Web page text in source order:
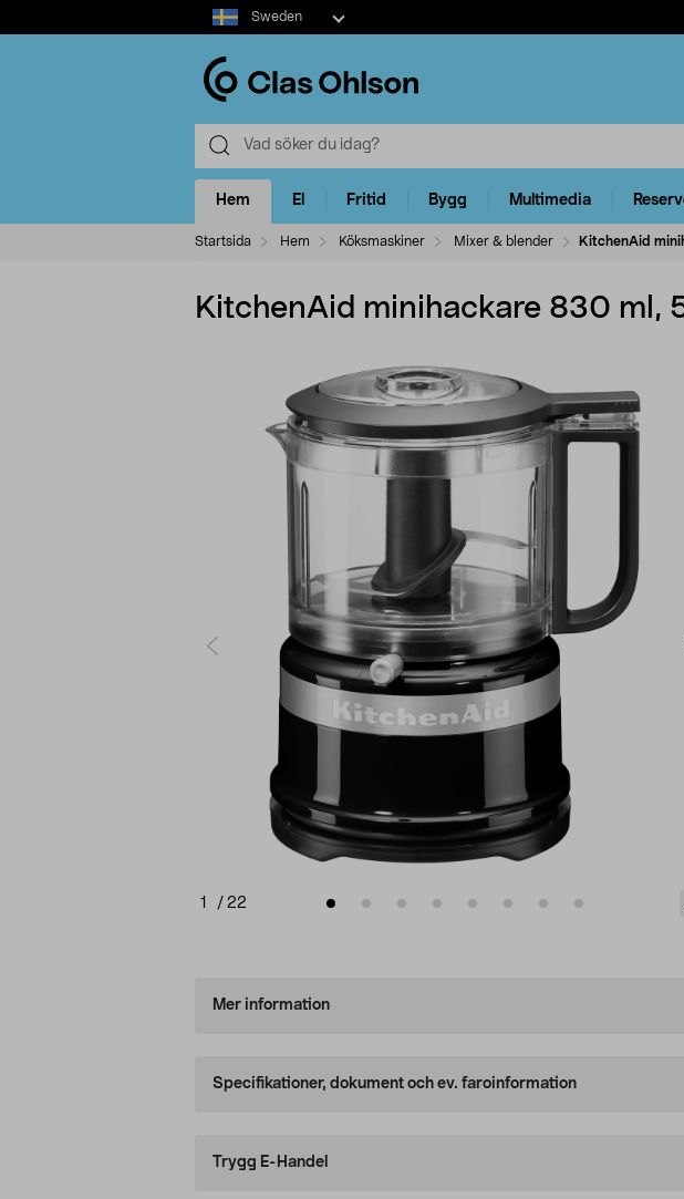
Select
market
Sweden
Hem El Fritid Bygg Multimedia
Startsida Hem Köksmaskiner Mixer & blender KitchenAid
KitchenAid minihackare 830 ml,
1 / 22
Mer information
Specifikationer, dokument och ev. faroinformation
Trygg E-Handel